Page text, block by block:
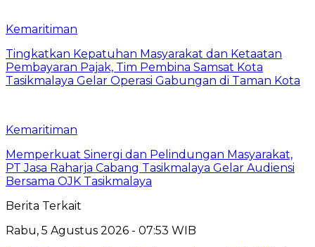
Kemaritiman
Tingkatkan Kepatuhan Masyarakat dan Ketaatan
Pembayaran Pajak, Tim Pembina Samsat Kota
Tasikmalaya Gelar Operasi Gabungan di Taman Kota
Kemaritiman
Memperkuat Sinergi dan Pelindungan Masyarakat,
PT Jasa Raharja Cabang Tasikmalaya Gelar Audiensi
Bersama OJK Tasikmalaya
Berita Terkait
Rabu, 5 Agustus 2026 - 07:53 WIB